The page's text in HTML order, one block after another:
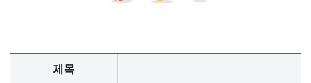
입원생활안내 정보 제공
제목